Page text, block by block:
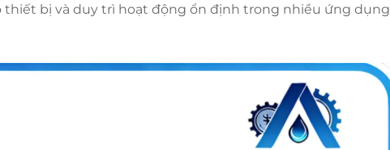
thiết bị và duy trì hoạt động ổn định trong nhiều ứng dụng